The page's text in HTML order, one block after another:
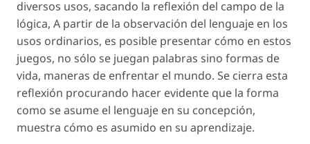
diversos usos, sacando la reflexión del campo de la
lógica, A partir de la observación del lenguaje en los
usos ordinarios, es posible presentar cómo en estos
juegos, no sólo se juegan palabras sino formas de
vida, maneras de enfrentar el mundo. Se cierra esta
reflexión procurando hacer evidente que la forma
como se asume el lenguaje en su concepción,
muestra cómo es asumido en su aprendizaje.